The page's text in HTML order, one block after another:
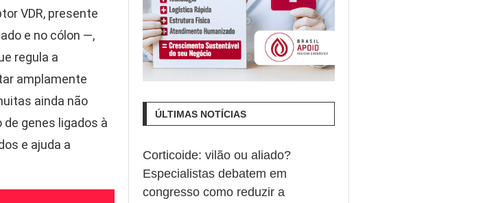
VDR, presente
e no cólon —,
regula a
amplamente
ainda não
genes ligados à
e ajuda a
ÚLTIMAS NOTÍCIAS
Corticoide: vilão ou aliado?
Especialistas debatem em
congresso como reduzir a